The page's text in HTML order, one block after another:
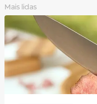
Mais lidas